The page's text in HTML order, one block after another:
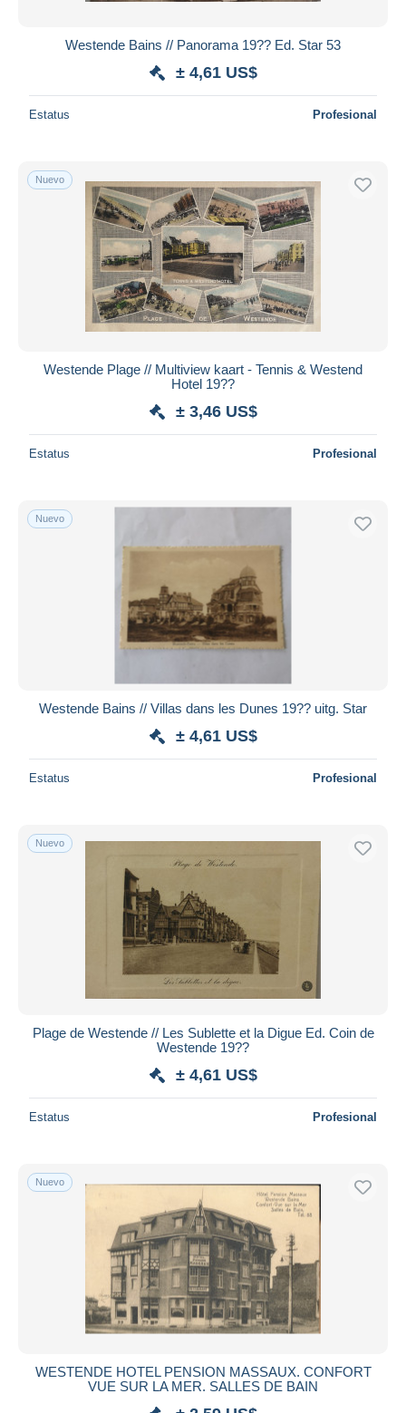
Westende Bains // Panorama 19?? Ed. Star 53
± 4,61 US$
Estatus Profesional
Nuevo
Westende Plage // Multiview kaart - Tennis & Westend
Hotel 19??
± 3,46 US$
Estatus Profesional
Nuevo
Westende Bains // Villas dans les Dunes 19?? uitg. Star
± 4,61 US$
Estatus Profesional
Nuevo
Plage de Westende // Les Sublette et la Digue Ed. Coin de
Westende 19??
± 4,61 US$
Estatus Profesional
Nuevo
WESTENDE HOTEL PENSION MASSAUX. CONFORT
VUE SUR LA MER. SALLES DE BAIN